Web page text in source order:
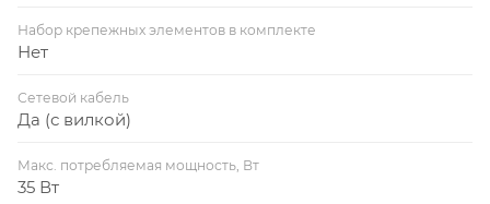
Набор крепежных элементов в комплекте
Нет
Сетевой кабель
Да (с вилкой)
Макс. потребляемая мощность, Вт
35 Вт